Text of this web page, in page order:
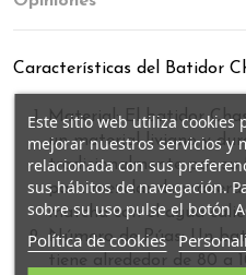
Características del Batidor
Material: El batidor
un material liviano y
tradicionalmente por su
para mezclar de
matcha con el agua
Número de Púas: Un
tiene alrededor de 80 a
Este sitio web utiliza cookies
mejorar nuestros servicios y
relacionada con sus
sus hábitos de navegación.
sobre su uso pulse el botón
Política de cookies